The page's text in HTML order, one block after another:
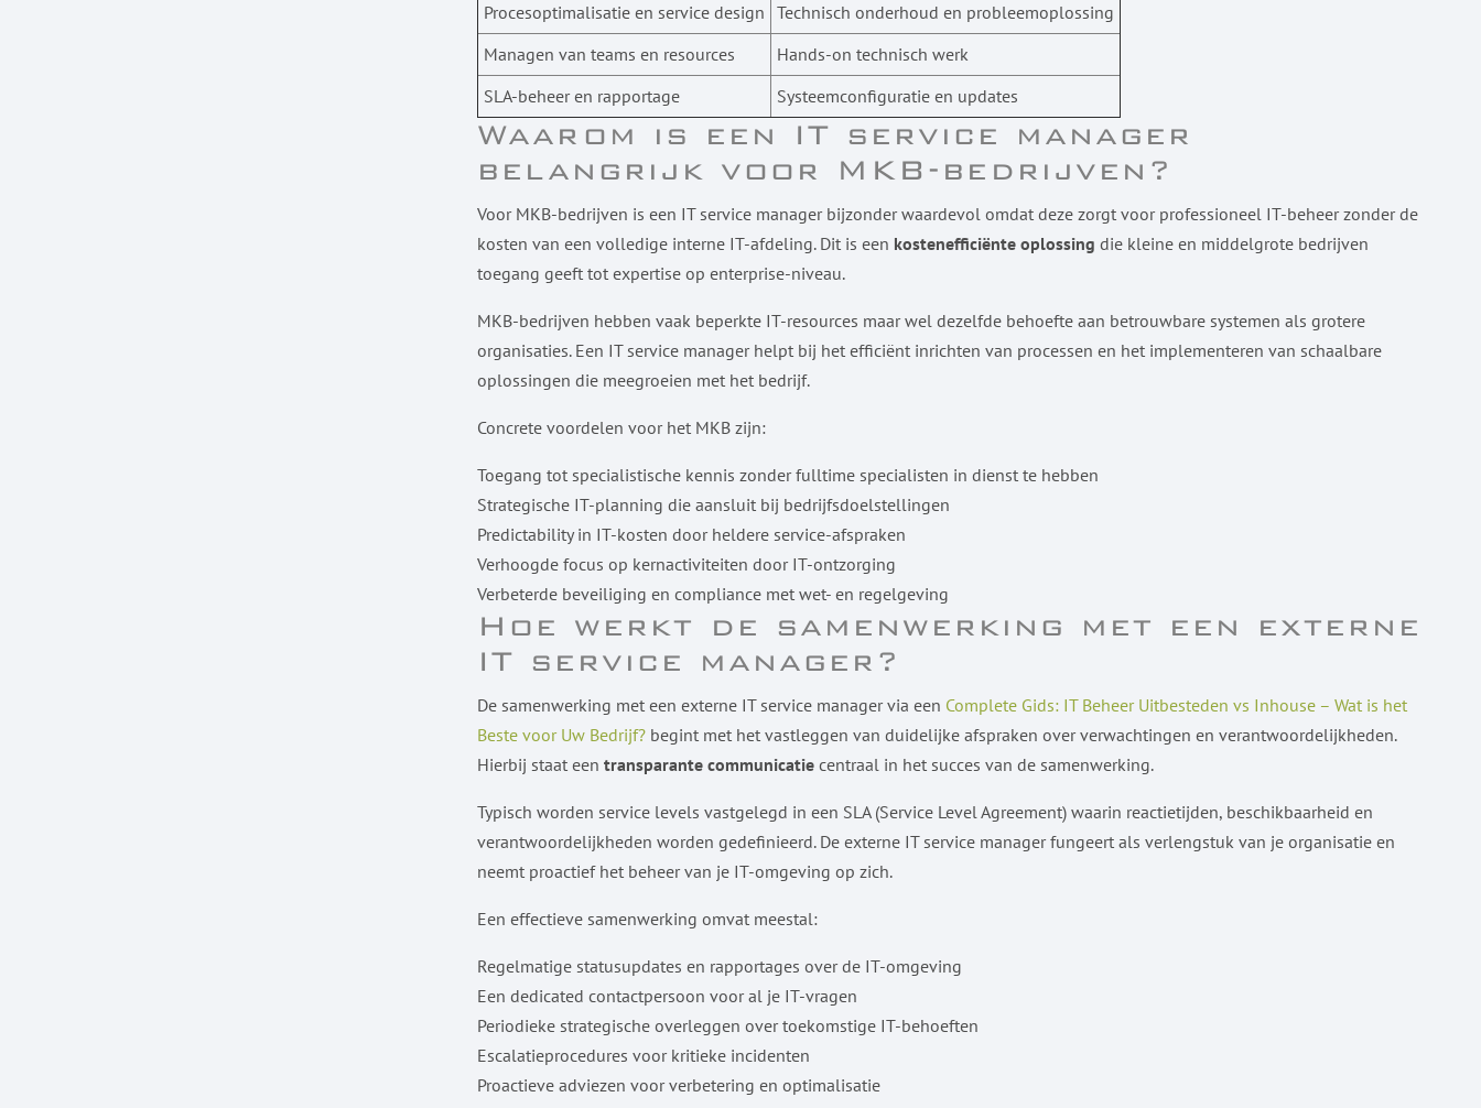
Procesoptimalisatie en service design
Technisch onderhoud en probleemoplossing
Managen van teams en resources
Hands-on technisch werk
SLA-beheer en rapportage
Systeemconfiguratie en updates
Waarom is een IT service manager
belangrijk voor MKB-bedrijven?
Voor MKB-bedrijven is een IT service manager bijzonder waardevol omdat deze zorgt voor professioneel IT-beheer zonder de
kosten van een volledige interne IT-afdeling. Dit is een kostenefficiënte oplossing die kleine en middelgrote bedrijven
toegang geeft tot expertise op enterprise-niveau.
MKB-bedrijven hebben vaak beperkte IT-resources maar wel dezelfde behoefte aan betrouwbare systemen als grotere
organisaties. Een IT service manager helpt bij het efficiënt inrichten van processen en het implementeren van schaalbare
oplossingen die meegroeien met het bedrijf.
Concrete voordelen voor het MKB zijn:
Toegang tot specialistische kennis zonder fulltime specialisten in dienst te hebben
Strategische IT-planning die aansluit bij bedrijfsdoelstellingen
Predictability in IT-kosten door heldere service-afspraken
Verhoogde focus op kernactiviteiten door IT-ontzorging
Verbeterde beveiliging en compliance met wet- en regelgeving
Hoe werkt de samenwerking met een externe
IT service manager?
De samenwerking met een externe IT service manager via een Complete Gids: IT Beheer Uitbesteden vs Inhouse – Wat is het
Beste voor Uw Bedrijf? begint met het vastleggen van duidelijke afspraken over verwachtingen en verantwoordelijkheden.
Hierbij staat eentransparante communicatie centraal in het succes van de samenwerking.
Typisch worden service levels vastgelegd in een SLA (Service Level Agreement) waarin reactietijden, beschikbaarheid en
verantwoordelijkheden worden gedefinieerd. De externe IT service manager fungeert als verlengstuk van je organisatie en
neemt proactief het beheer van je IT-omgeving op zich.
Een effectieve samenwerking omvat meestal:
Regelmatige statusupdates en rapportages over de IT-omgeving
Een dedicated contactpersoon voor al je IT-vragen
Periodieke strategische overleggen over toekomstige IT-behoeften
Escalatieprocedures voor kritieke incidenten
Proactieve adviezen voor verbetering en optimalisatie